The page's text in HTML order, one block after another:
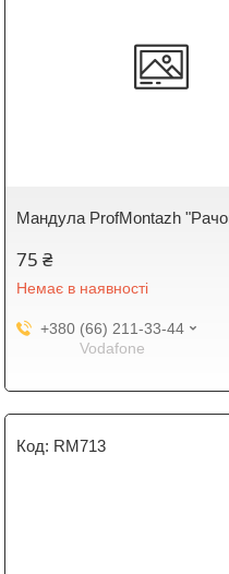
Мандула ProfMontazh
75 ₴
Немає в наявності
+380 (66) 211-33-44
Vodafone
RM713